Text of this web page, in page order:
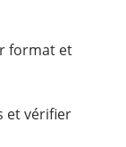
format et
et vérifier